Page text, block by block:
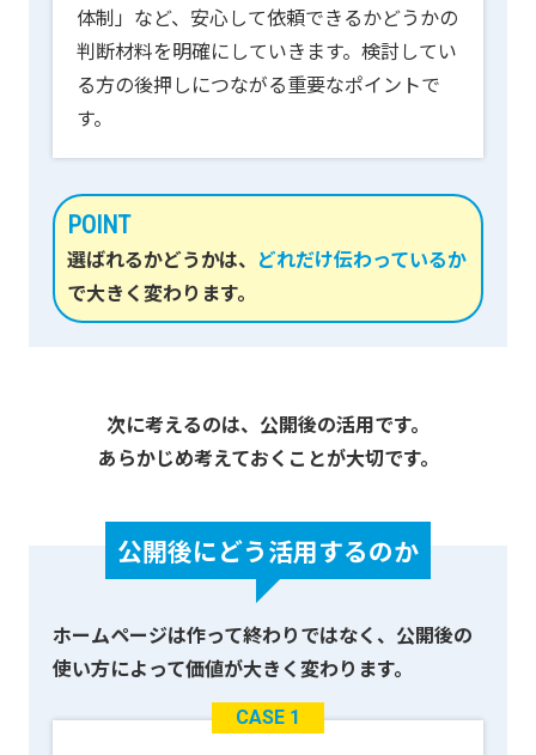
体制」など、安心して依頼できるかどうかの
判断材料を明確にしていきます。検討してい
る方の後押しにつながる重要なポイントで
す。
POINT
選ばれるかどうかは、 どれだけ伝わっているか
で大きく変わります。
次に考えるのは、公開後の活用です。
あらかじめ考えておくことが大切です。
公開後にどう活用するのか
ホームページは作って終わりではなく、 公開後の
使い方によって価値が大きく変わります。
CASE 1